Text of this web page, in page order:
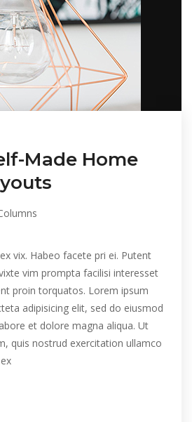
Made Home
vix. Habeo facete pri ei. Putent
vim prompta facilisi interesset
proin torquatos. Lorem ipsum
adipisicing elit, sed do eiusmod
et dolore magna aliqua. Ut
quis nostrud exercitation ullamco